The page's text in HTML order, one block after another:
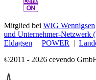
Mitglied bei WIG Wennigsen
und Unternehmer-Netzwerk
Eldagsen | POWER |
©2011 - 2026 cevendo